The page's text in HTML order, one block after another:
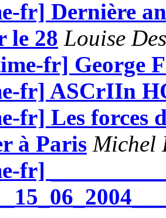
fr] Dernière
le 28 Louise
fr] George
fr] ASCrIIn
fr] Les forces
à Paris Michel
fr]